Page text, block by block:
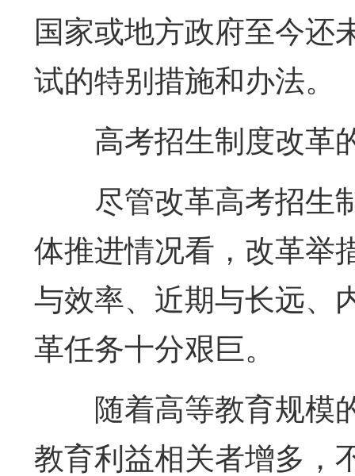
国家或地方政府至今还
试的特别措施和办法。
高考招生制度改革
尽管改革高考招生
体推进情况看，改革举
与效率、近期与长远、
革任务十分艰巨。
随着高等教育规模
教育利益相关者增多，